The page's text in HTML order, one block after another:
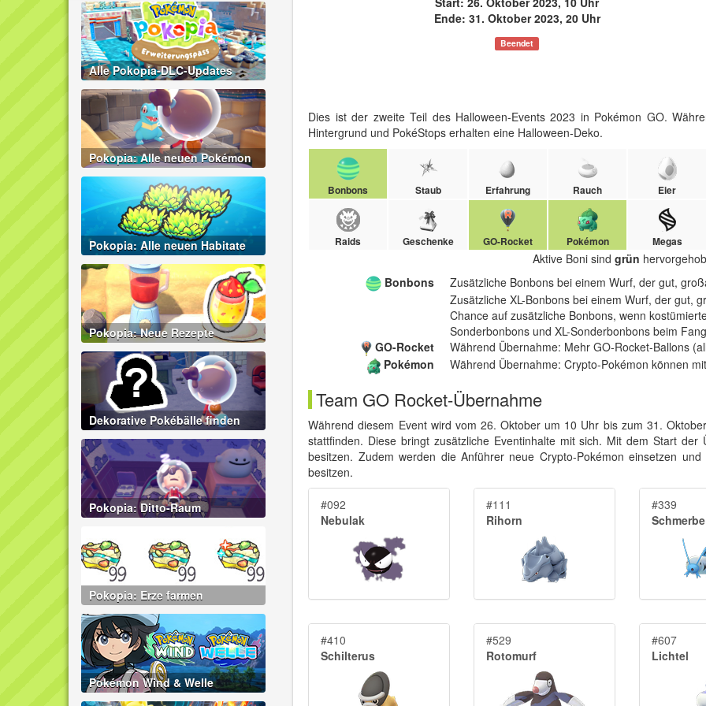
Alle Pokopia-DLC-Updates
Pokopia: Alle neuen Pokémon
Pokopia: Alle neuen Habitate
Pokopia: Neue Rezepte
Dekorative Pokébälle finden
Pokopia: Ditto-Raum
Pokopia: Erze farmen
Pokémon Wind & Welle
Ende: 31. Oktober 2023, 20 Uhr
Beendet
Dies ist der zweite Teil des Halloween-Events 2023 in Pokémon GO.
Hintergrund und PokéStops erhalten eine Halloween-Deko.​
Bonbons Staub Erfahrung Rauch Eier
Raids Geschenke GO-Rocket Pokémon Megas
Aktive Boni sind grün
Bonbons
Zusätzliche Bonbons bei einem Wurf, der gut,
Zusätzliche XL-Bonbons bei einem Wurf, der gut,
Chance auf zusätzliche Bonbons, wenn
Sonderbonbons und XL-Sonderbonbons beim
GO-Rocket
Während Übernahme: Mehr GO-Rocket-Ballons
Pokémon
Während Übernahme: Crypto-Pokémon können
Team GO Rocket-Übernahme
Während diesem Event wird vom 26. Oktober um 10 Uhr bis zum 31.
stattfinden. Diese bringt zusätzliche Eventinhalte mit sich. Mit dem Start der
besitzen. Zudem werden die Anführer neue Crypto-Pokémon einsetzen
besitzen.
#092
Nebulak
#111
Rihorn
#339
Schmerbe
#410
Schilterus
#529
Rotomurf
#607
Lichtel